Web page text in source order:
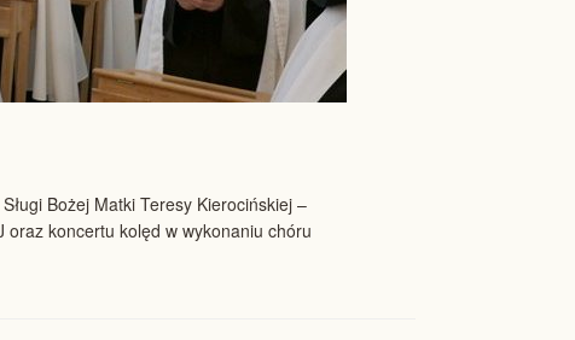
Bożej Matki Teresy Kierocińskiej –
oraz koncertu kolęd w wykonaniu chóru